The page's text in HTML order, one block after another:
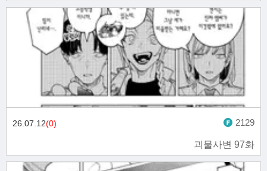
괴물사변 97화
26.07.12(0) 2129